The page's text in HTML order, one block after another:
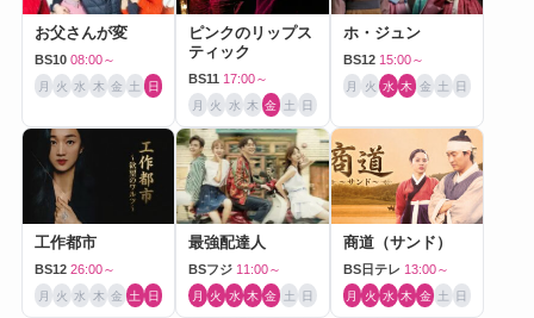
お父さんが変
BS10 08:00～
月 火 水 木 金 土 日
ピンクのリップス
ティック
BS11 17:00～
月 火 水 木 金 土 日
ホ・ジュン
BS12 15:00～
月 火 水 木 金 土 日
工作都市
BS12 26:00～
月 火 水 木 金 土 日
最強配達人
BSフジ 11:00～
月 火 水 木 金 土 日
商道（サンド）
BS日テレ 13:00～
月 火 水 木 金 土 日